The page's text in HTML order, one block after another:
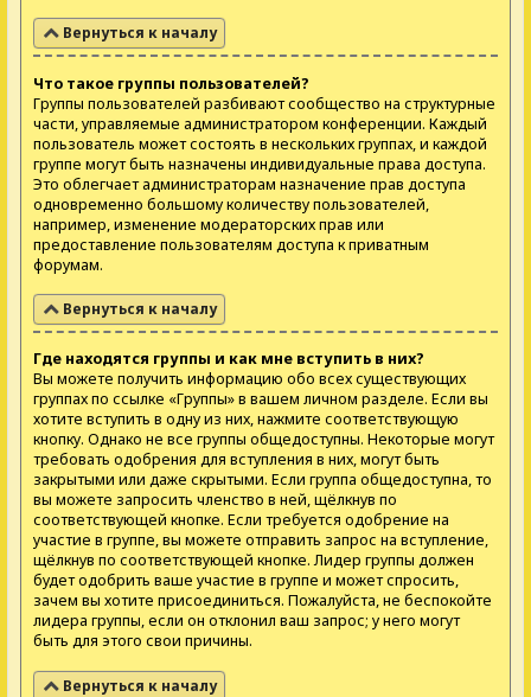
Вернуться к началу
Что такое группы пользователей?
Группы пользователей разбивают сообщество на структурные
части, управляемые администратором конференции. Каждый
пользователь может состоять в нескольких группах, и каждой
группе могут быть назначены индивидуальные права доступа.
Это облегчает администраторам назначение прав доступа
одновременно большому количеству пользователей,
например, изменение модераторских прав или
предоставление пользователям доступа к приватным
форумам.
Вернуться к началу
Где находятся группы и как мне вступить в них?
Вы можете получить информацию обо всех существующих
группах по ссылке «Группы» в вашем личном разделе. Если вы
хотите вступить в одну из них, нажмите соответствующую
кнопку. Однако не все группы общедоступны. Некоторые могут
требовать одобрения для вступления в них, могут быть
закрытыми или даже скрытыми. Если группа общедоступна, то
вы можете запросить членство в ней, щёлкнув по
соответствующей кнопке. Если требуется одобрение на
участие в группе, вы можете отправить запрос на вступление,
щёлкнув по соответствующей кнопке. Лидер группы должен
будет одобрить ваше участие в группе и может спросить,
зачем вы хотите присоединиться. Пожалуйста, не беспокойте
лидера группы, если он отклонил ваш запрос; у него могут
быть для этого свои причины.
Вернуться к началу